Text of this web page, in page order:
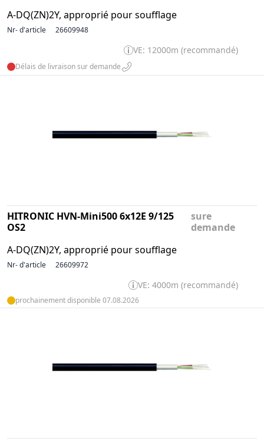
A-DQ(ZN)2Y, approprié pour soufflage
Nr- d'article 26609948
VE: 12000m (recommandé)
Délais de livraison sur demande
HITRONIC HVN-Mini500 6x12E 9/125
OS2
A-DQ(ZN)2Y, approprié pour soufflage
sure
demande
Nr- d'article 26609972
VE: 4000m (recommandé)
prochainement disponible 07.08.2026